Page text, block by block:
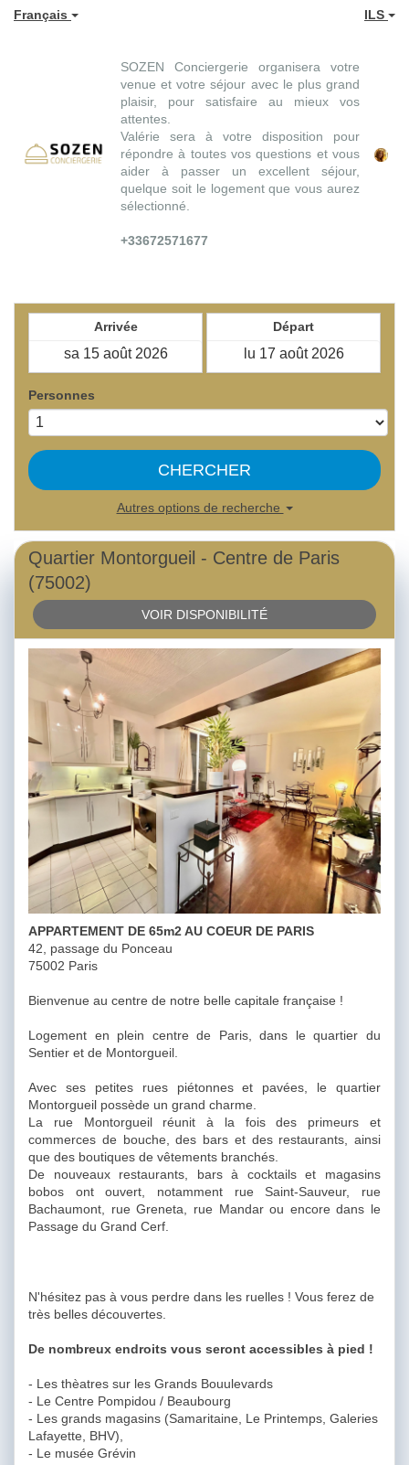
Français ILS
SOZEN Conciergerie organisera votre
venue et votre séjour avec le plus grand
plaisir, pour satisfaire au mieux vos
attentes.
Valérie sera à votre disposition pour
répondre à toutes vos questions et vous
aider à passer un excellent séjour,
quelque soit le logement que vous aurez
sélectionné.
+33672571677
Arrivée Départ
Personnes
CHERCHER
Autres options de recherche
Quartier Montorgueil - Centre de Paris
(75002)
VOIR DISPONIBILITÉ
APPARTEMENT DE 65m2 AU COEUR DE PARIS
42, passage du Ponceau
75002 Paris
Bienvenue au centre de notre belle capitale française !
Logement en plein centre de Paris, dans le quartier du
Sentier et de Montorgueil.
Avec ses petites rues piétonnes et pavées, le quartier
Montorgueil possède un grand charme.
La rue Montorgueil réunit à la fois des primeurs et
commerces de bouche, des bars et des restaurants, ainsi
que des boutiques de vêtements branchés.
De nouveaux restaurants, bars à cocktails et magasins
bobos ont ouvert, notamment rue Saint-Sauveur, rue
Bachaumont, rue Greneta, rue Mandar ou encore dans le
Passage du Grand Cerf.
N'hésitez pas à vous perdre dans les ruelles ! Vous ferez de
très belles découvertes.
De nombreux endroits vous seront accessibles à pied !
- Les thèatres sur les Grands Bouulevards
- Le Centre Pompidou / Beaubourg
- Les grands magasins (Samaritaine, Le Printemps, Galeries
Lafayette, BHV),
- Le musée Grévin